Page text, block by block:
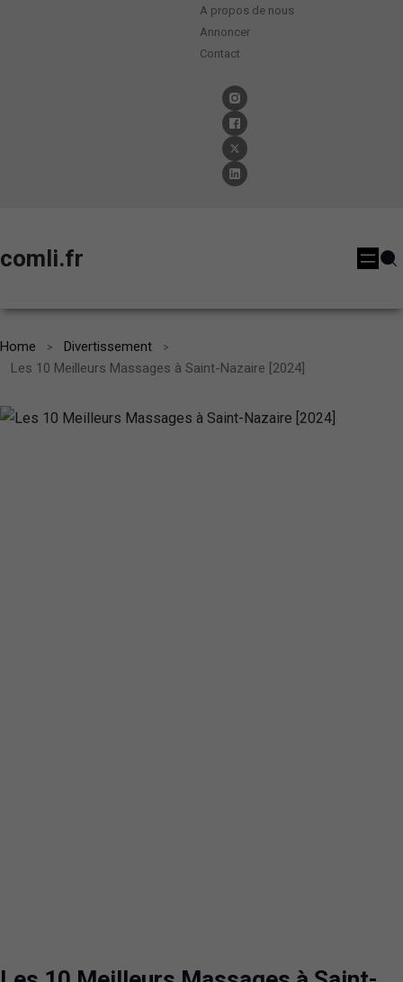
A propos de nous
Annoncer
Contact
comli.fr
Home
Divertissement
Les 10 Meilleurs Massages à Saint-Nazaire [2024]